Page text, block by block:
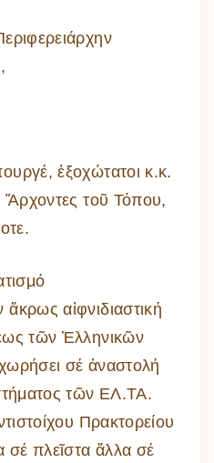
ἐξοχώτατοι κ.κ.
Ἄρχοντες τοῦ Τόπου,
αἰφνιδιαστική
τῶν Ἑλληνικῶν
σέ ἀναστολή
τῶν ΕΛ.ΤΑ.
Πρακτορείου
σέ πλεῖστα ἄλλα σέ